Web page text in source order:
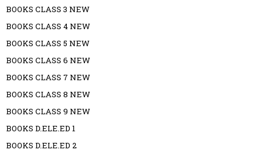
BOOKS CLASS 3 NEW
BOOKS CLASS 4 NEW
BOOKS CLASS 5 NEW
BOOKS CLASS 6 NEW
BOOKS CLASS 7 NEW
BOOKS CLASS 8 NEW
BOOKS CLASS 9 NEW
BOOKS D.ELE.ED 1
BOOKS D.ELE.ED 2